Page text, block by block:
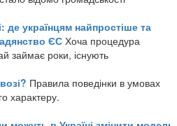
де українцям найпростіше та
ЄС Хоча процедура
займає роки, існують
Правила поведінки в умовах
характеру.